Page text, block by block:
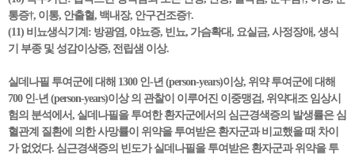
통증†, 이통, 안출혈, 백내장, 안구건조증†.
(11) 비뇨생식기계: 방광염, 야뇨증, 빈뇨, 가슴확대, 요실금, 사정장애, 생식
기 부종 및 성감이상증, 전립샘 이상.
실데나필 투여군에 대해 1300 인-년 (person-years)이상, 위약 투여군에 대해
700 인-년 (person-years)이상 의 관찰이 이루어진 이중맹검, 위약대조 임상시
험의 분석에서, 실데나필을 투여한 환자군에서의 심근경색증의 발생률은 심
혈관계 질환에 의한 사망률이 위약을 투여받은 환자군과 비교했을 때 차이
가 없었다. 심근경색증의 빈도가 실데나필을 투여받은 환자군과 위약을 투